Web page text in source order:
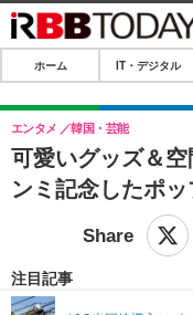
ホーム
IT・デジタル
IT・デジタルTOP
ショッピング
SPEED TEST
エンタメTOP
ライフTOP
リリース一覧
ホーム IT・デジタル
可愛いグッズ＆
ンミ記念したポ
エンタメ 韓国・芸能
注目記事